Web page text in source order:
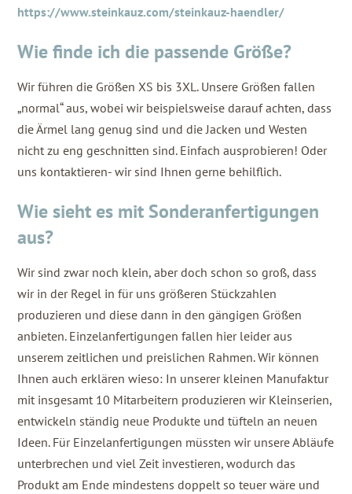
https://www.steinkauz.com/steinkauz-haendler/
Wie finde ich die passende Größe?
Wir führen die Größen XS bis 3XL. Unsere Größen fallen
„normal“ aus, wobei wir beispielsweise darauf achten, dass
die Ärmel lang genug sind und die Jacken und Westen
nicht zu eng geschnitten sind. Einfach ausprobieren! Oder
uns kontaktieren- wir sind Ihnen gerne behilflich.
Wie sieht es mit Sonderanfertigungen
aus?
Wir sind zwar noch klein, aber doch schon so groß, dass
wir in der Regel in für uns größeren Stückzahlen
produzieren und diese dann in den gängigen Größen
anbieten. Einzelanfertigungen fallen hier leider aus
unserem zeitlichen und preislichen Rahmen. Wir können
Ihnen auch erklären wieso: In unserer kleinen Manufaktur
mit insgesamt 10 Mitarbeitern produzieren wir Kleinserien,
entwickeln ständig neue Produkte und tüfteln an neuen
Ideen. Für Einzelanfertigungen müssten wir unsere Abläufe
unterbrechen und viel Zeit investieren, wodurch das
Produkt am Ende mindestens doppelt so teuer wäre und